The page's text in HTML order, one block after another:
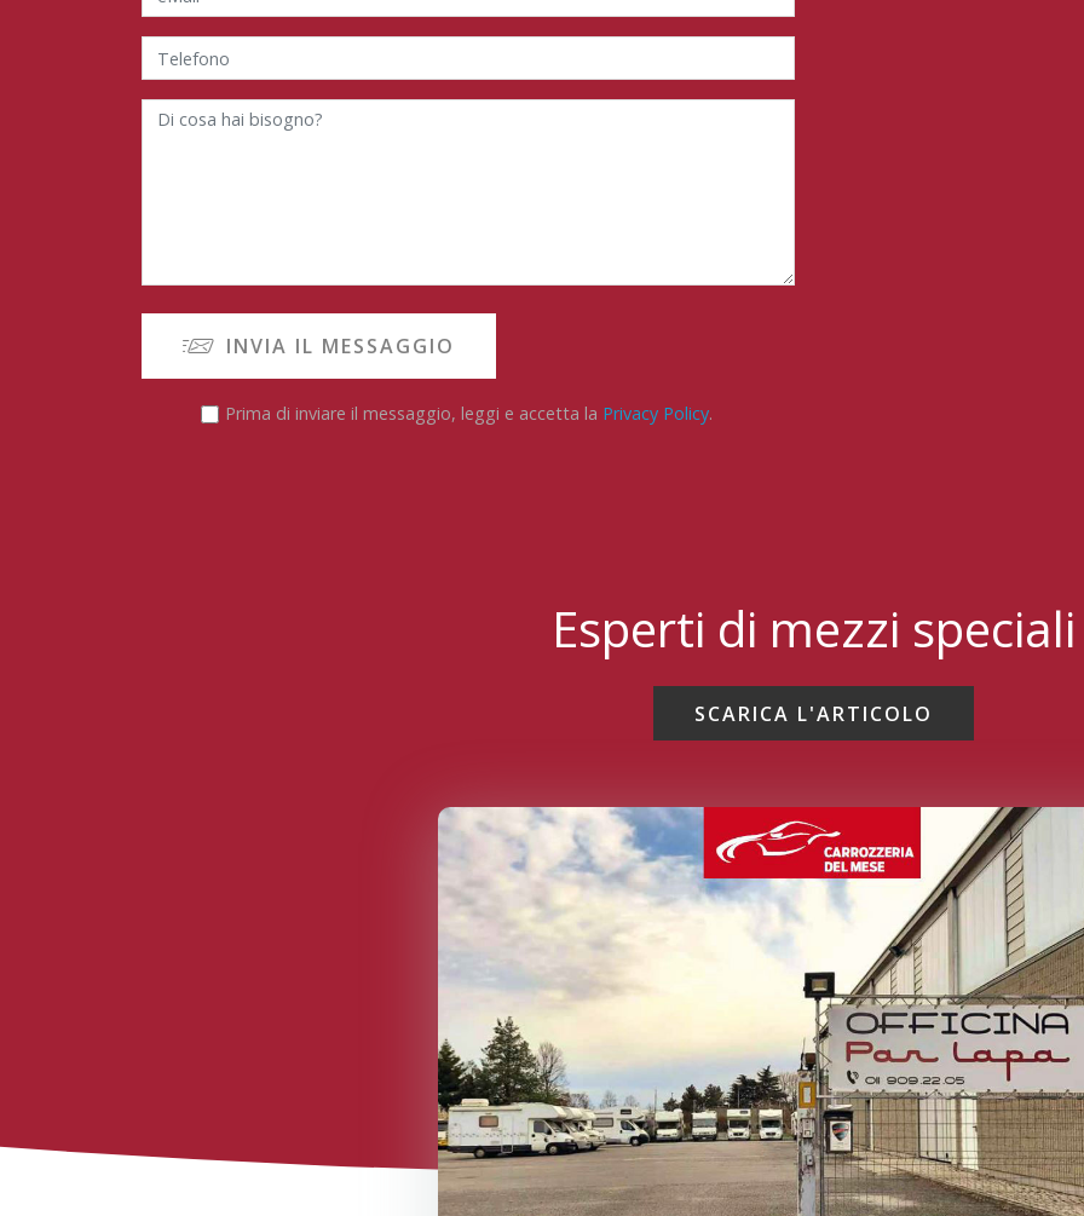
INVIA IL MESSAGGIO
Prima di inviare il messaggio, leggi e accetta la Privacy Policy.
Esperti di mezzi speciali
SCARICA L'ARTICOLO